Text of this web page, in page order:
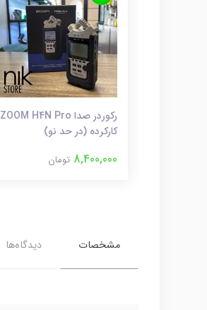
رکوردر صدا ZOOM H4N Pro
کارکرده (در حد نو)
8,400,000 تومان
مشخصات دیدگاه‌ها